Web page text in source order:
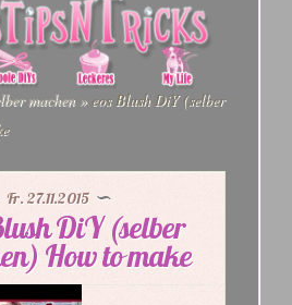
machen »eos Blush DiY (selber
Fr. 27.11.2015
DiY (selber
How to make